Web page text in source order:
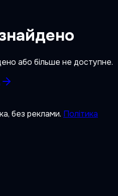
або більше не доступне.
без реклами. Політика